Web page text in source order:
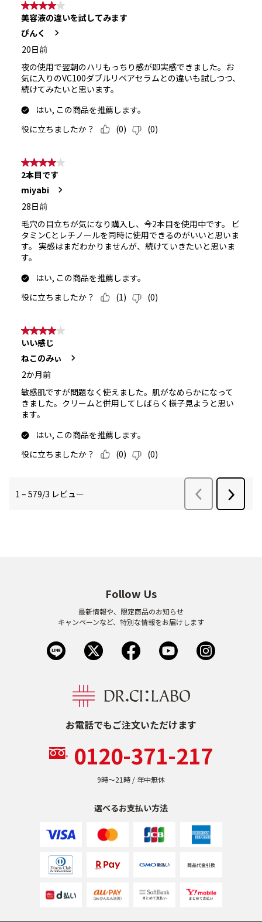
お電話でもご注文いただけます
0120-371-217
9時〜21時 / 年中無休
選べるお支払い方法
Follow Us
最新情報や、限定商品のお知らせ
キャンペーンなど、特別な情報をお届けします